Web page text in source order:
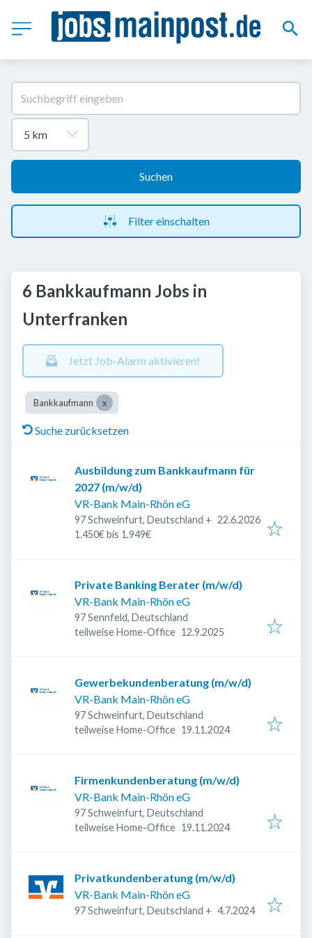
Suchen
Filter einschalten
6 Bankkaufmann Jobs in
Unterfranken
Jetzt Job-Alarm aktivieren!
Bankkaufmann
Suche zurücksetzen
Ausbildung zum Bankkaufmann für
2027 (m/w/d)
VR-Bank Main-Rhön eG
97 Schweinfurt, Deutschland + Veröffentlicht
22.6.2026
1.450€ bis 1.949€
Private Banking Berater (m/w/d)
VR-Bank Main-Rhön eG
97 Sennfeld, Deutschland
teilweise Home-Office Veröffentlicht
12.9.2025
Gewerbekundenberatung (m/w/d)
VR-Bank Main-Rhön eG
97 Schweinfurt, Deutschland
teilweise Home-Office Veröffentlicht
19.11.2024
Firmenkundenberatung (m/w/d)
VR-Bank Main-Rhön eG
97 Schweinfurt, Deutschland
teilweise Home-Office Veröffentlicht
19.11.2024
Privatkundenberatung (m/w/d)
VR-Bank Main-Rhön eG
97 Schweinfurt, Deutschland + Veröffentlicht
4.7.2024